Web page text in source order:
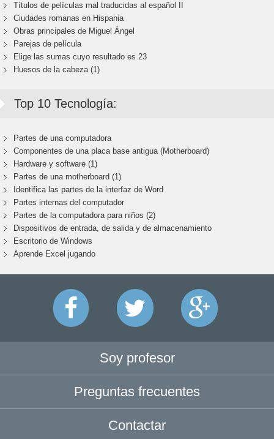
Títulos de películas mal traducidas al español II
Ciudades romanas en Hispania
Obras principales de Miguel Ángel
Parejas de película
Elige las sumas cuyo resultado es 23
Huesos de la cabeza (1)
Top 10 Tecnología:
Partes de una computadora
Componentes de una placa base antigua (Motherboard)
Hardware y software (1)
Partes de una motherboard (1)
Identifica las partes de la interfaz de Word
Partes internas del computador
Partes de la computadora para niños (2)
Dispositivos de entrada, de salida y de almacenamiento
Escritorio de Windows
Aprende Excel jugando
Soy profesor
Preguntas frecuentes
Contactar